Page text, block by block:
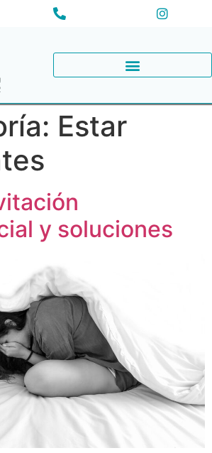
Estar
y soluciones